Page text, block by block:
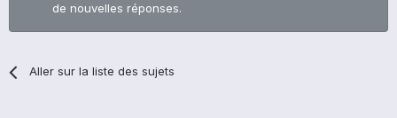
de nouvelles réponses.
Aller sur la liste des sujets